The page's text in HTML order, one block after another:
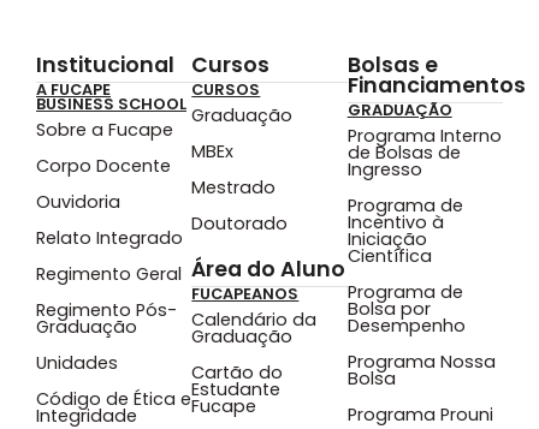
Institucional
A FUCAPE
BUSINESS SCHOOL
Sobre a Fucape
Corpo Docente
Ouvidoria
Relato Integrado
Regimento Geral
Regimento Pós-
Graduação
Unidades
Código de Ética e
Integridade
Cursos
CURSOS
Graduação
MBEx
Mestrado
Doutorado
Área do Aluno
FUCAPEANOS
Calendário da
Graduação
Cartão do
Estudante
Fucape
Bolsas e
Financiamentos
GRADUAÇÃO
Programa Interno
de Bolsas de
Ingresso
Programa de
Incentivo à
Iniciação
Científica
Programa de
Bolsa por
Desempenho
Programa Nossa
Bolsa
Programa Prouni